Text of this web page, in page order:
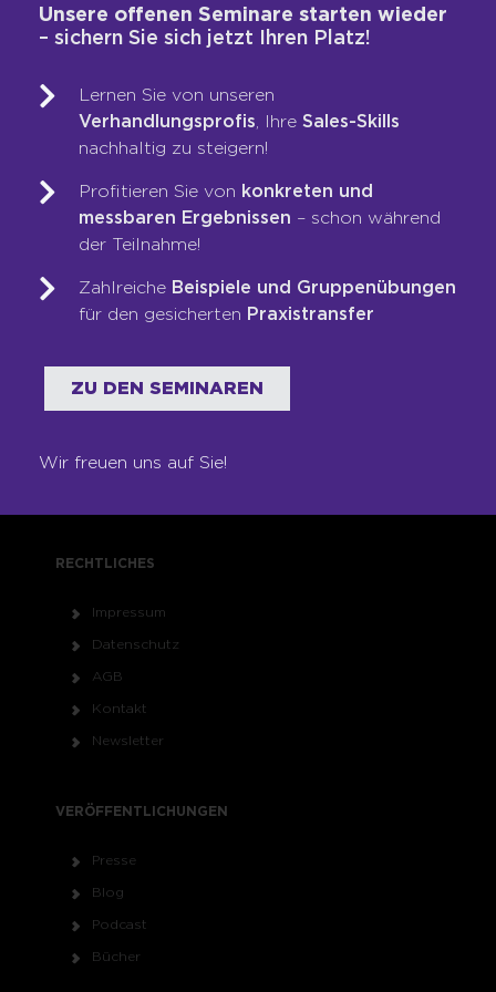
Vertriebs-DNA-Gutachten®
Next-Generation-Sales-Workshop
Blended Learning
LOOP-Prozess®
WER WIR SIND
Referenzen
Karriere
Seminare
RECHTLICHES
Impressum
Datenschutz
AGB
Kontakt
Newsletter
VERÖFFENTLICHUNGEN
Presse
Blog
Podcast
Bücher
Unsere offenen Seminare starten wieder
– sichern Sie sich jetzt Ihren Platz!
Lernen Sie von unseren
Verhandlungsprofis, IhreSales-Skills
nachhaltig zu steigern!
Profitieren Sie von konkreten und
messbaren Ergebnissen – schon während
der Teilnahme!
Zahlreiche Beispiele und Gruppenübungen
für den gesicherten Praxistransfer
ZU DEN SEMINAREN
Wir freuen uns auf Sie!